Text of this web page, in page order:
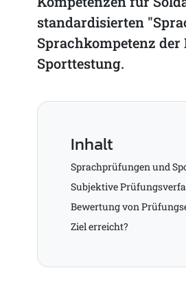
standardisierten
Sprachkompetenz der
Sporttestung.
Inhalt
Sprachprüfungen und
Subjektive
Bewertung von
Ziel erreicht?